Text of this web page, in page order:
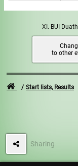
XI. BUI
to other
Start lists, Results
Sharing